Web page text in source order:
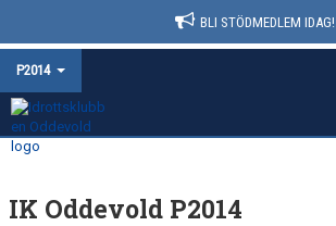
BLI STÖDMEDLEM IDAG!
P2014
HEM
NYHETER
IK Oddevold P2014